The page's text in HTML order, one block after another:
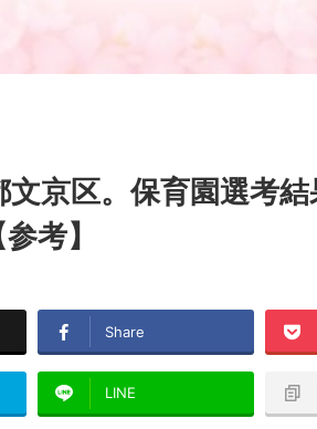
文京区。保育園選考
考】
Share
LINE